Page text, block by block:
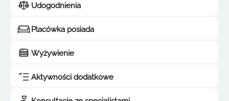
Udogodnienia
Placówka posiada
Wyżywienie
Aktywności dodatkowe